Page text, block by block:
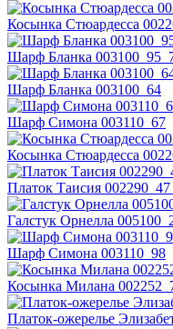
Косынка Стюардесса
Шарф Бланка
Шарф Бланка 003100_64
Шарф Симона 003110_67
Косынка Стюардесса
Платок Таисия
Галстук Орнелла
Шарф Симона 003110_98
Косынка Милана
Платок-ожерелье